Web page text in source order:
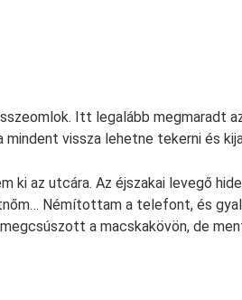
Itt legalább megmaradt
vissza lehetne tekerni és
ki az utcára. Az éjszakai levegő
Némítottam a telefont, és
a macskakövön, de